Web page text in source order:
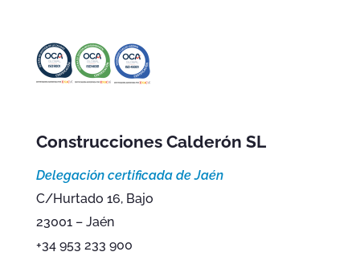
Construcciones Calderón SL
Delegación certificada de Jaén
C/Hurtado 16, Bajo
23001 – Jaén
+34 953 233 900